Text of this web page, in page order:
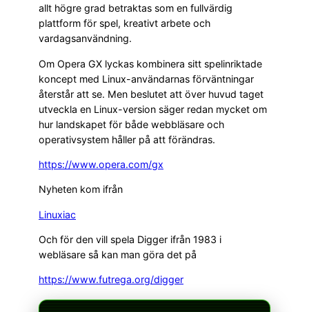
allt högre grad betraktas som en fullvärdig
plattform för spel, kreativt arbete och
vardagsanvändning.
Om Opera GX lyckas kombinera sitt spelinriktade
koncept med Linux-användarnas förväntningar
återstår att se. Men beslutet att över huvud taget
utveckla en Linux-version säger redan mycket om
hur landskapet för både webbläsare och
operativsystem håller på att förändras.
https://www.opera.com/gx
Nyheten kom ifrån
Linuxiac
Och för den vill spela Digger ifrån 1983 i
webläsare så kan man göra det på
https://www.futrega.org/digger